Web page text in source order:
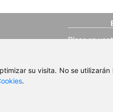
su visita. No se
.
Pisos en